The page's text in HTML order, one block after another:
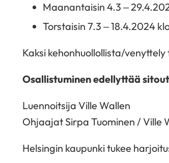
Maanantaisin 4.3 –
Torstaisin 7.3 – 18.4.2024
Kaksi kehonhuollollista/venyttely
Osallistuminen edellyttää
Luennoitsija Ville Wallen
Ohjaajat Sirpa Tuominen / Ville
Helsingin kaupunki tukee